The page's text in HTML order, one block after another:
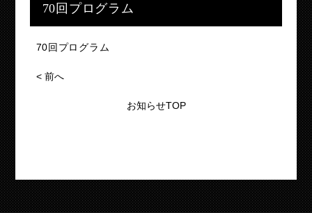
70回プログラム
70回プログラム
<前へ
お知らせTOP